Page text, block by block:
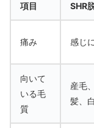
項目 SHR
痛み 感じ
向いて
いる毛
質
産毛
髪、